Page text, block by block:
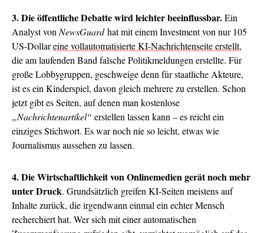
3. Die öffentliche Debatte wird leichter beeinflussbar.Ein
Analyst von NewsGuardhat mit einem Investment von nur 105
US-Dollareine vollautomatisierte KI-Nachrichtenseite erstellt,
die am laufenden Band falsche Politikmeldungen erstellte. Für
große Lobbygruppen, geschweige denn für staatliche Akteure,
ist es ein Kinderspiel, davon gleich mehrere zu erstellen. Schon
jetzt gibt es Seiten, auf denen man kostenlose
„Nachrichtenartikel“ erstellen lassen kann – es reicht ein
einziges Stichwort. Es war noch nie so leicht, etwas wie
Journalismus aussehen zu lassen.
4. Die Wirtschaftlichkeit von Onlinemedien gerät noch mehr
unter Druck. Grundsätzlich greifen KI-Seiten meistens auf
Inhalte zurück, die irgendwann einmal ein echter Mensch
recherchiert hat. Wer sich mit einer automatischen